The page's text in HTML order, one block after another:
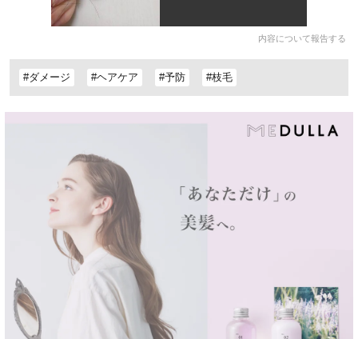
内容について報告する
#ダメージ #ヘアケア #予防 #枝毛